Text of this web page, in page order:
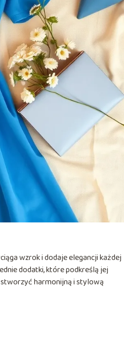
wzrok i dodaje elegancji każdej
dodatki, które podkreślą jej
harmonijną i stylową